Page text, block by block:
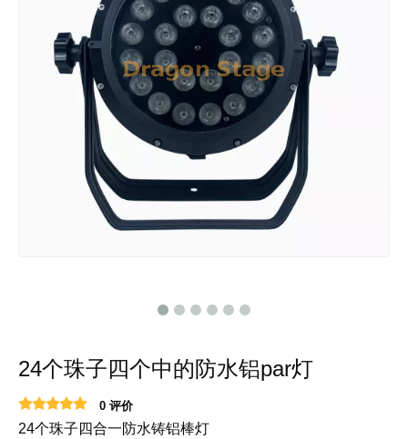
24个珠子四个中的防水铝par灯
0 评价
24个珠子四合一防水铸铝棒灯